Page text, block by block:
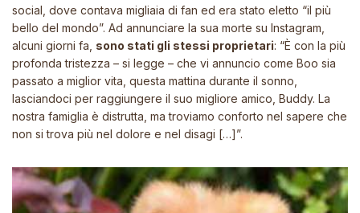
social, dove contava migliaia di fan ed era stato eletto “il più
bello del mondo”. Ad annunciare la sua morte su Instagram
alcuni giorni fa, sono stati gli stessi proprietari: “È con la più
profonda tristezza – si legge – che vi annuncio come Boo sia
passato a miglior vita, questa mattina durante il sonno,
lasciandoci per raggiungere il suo migliore amico, Buddy. La
nostra famiglia è distrutta, ma troviamo conforto nel sapere che
non si trova più nel dolore e nel disagi […]”.